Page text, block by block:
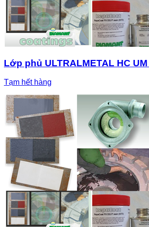
Lớp phủ ULTRALMETAL HC
Tạm hết hàng